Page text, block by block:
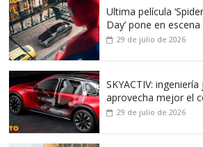
Ultima película
Day’ pone en
29 de julio de 2026
SKYACTIV:
aprovecha mejor el
29 de julio de 2026